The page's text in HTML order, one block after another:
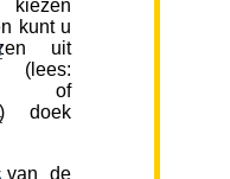
kiezen
kunt u
uit
of
doek
van de